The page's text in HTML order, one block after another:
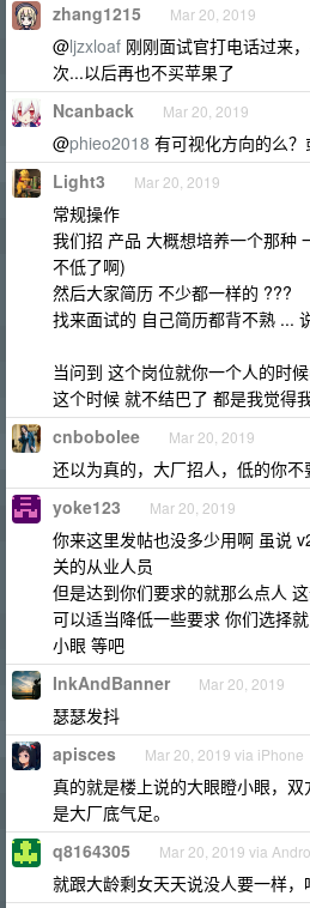
zhang1215 Mar 20, 2019
@ljzxloaf 刚刚面试官打电话过来
次...以后再也不买苹果了
Ncanback Mar 20, 2019
@phieo2018 有可视化方向的么
Light3 Mar 20, 2019
常规操作
我们招 产品 大概想培养一个那种
不低了啊)
然后大家简历 不少都一样的 ???
找来面试的 自己简历都背不熟 ...
当问到 这个岗位就你一个人的时
这个时候 就不结巴了 都是我觉得
cnbobolee Mar 20, 2019
还以为真的，大厂招人，低的你不
yoke123 Mar 20, 2019
你来这里发帖也没多少用啊 虽说
关的从业人员
但是达到你们要求的就那么点人
可以适当降低一些要求 你们选择
小眼 等吧
InkAndBanner Mar 20, 2019
瑟瑟发抖
apisces Mar 20, 2019 via iPhone
真的就是楼上说的大眼瞪小眼，
是大厂底气足。
q8164305 Mar 20, 2019 via
就跟大龄剩女天天说没人要一样